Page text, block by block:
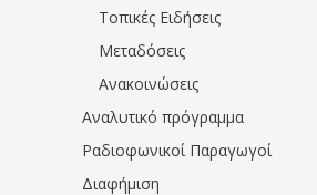
Τοπικές Ειδήσεις
Μεταδόσεις
Ανακοινώσεις
Αναλυτικό πρόγραμμα
Ραδιοφωνικοί Παραγωγοί
Διαφήμιση